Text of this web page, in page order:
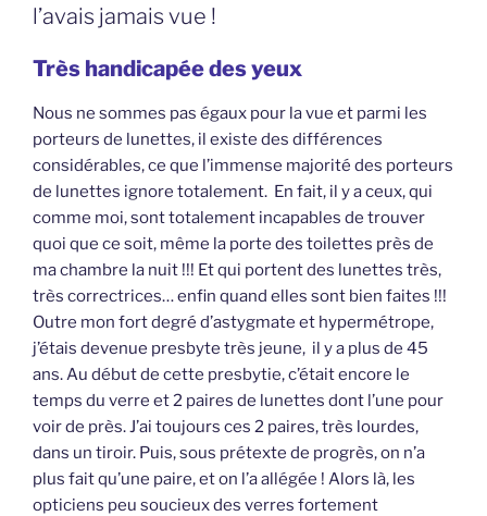
l’avais jamais vue !
Très handicapée des yeux
Nous ne sommes pas égaux pour la vue et parmi les
porteurs de lunettes, il existe des différences
considérables, ce que l’immense majorité des porteurs
de lunettes ignore totalement. En fait, il y a ceux, qui
comme moi, sont totalement incapables de trouver
quoi que ce soit, même la porte des toilettes près de
ma chambre la nuit !!! Et qui portent des lunettes très,
très correctrices… enfin quand elles sont bien faites !!!
Outre mon fort degré d’astygmate et hypermétrope,
j’étais devenue presbyte très jeune, il y a plus de 45
ans. Au début de cette presbytie, c’était encore le
temps du verre et 2 paires de lunettes dont l’une pour
voir de près. J’ai toujours ces 2 paires, très lourdes,
dans un tiroir. Puis, sous prétexte de progrès, on n’a
plus fait qu’une paire, et on l’a allégée ! Alors là, les
opticiens peu soucieux des verres fortement